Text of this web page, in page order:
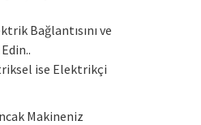
Bağlantısını ve
ise Elektrikçi
Makineniz